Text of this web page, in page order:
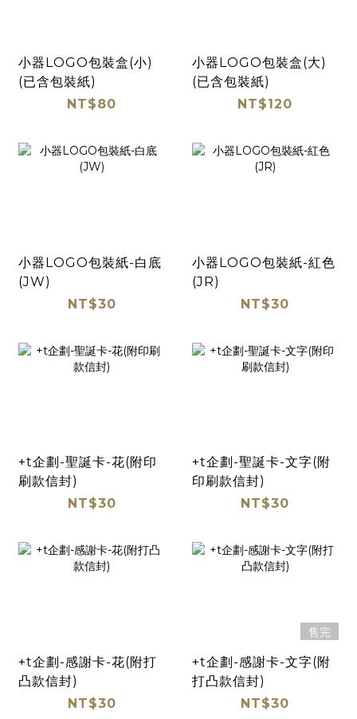
小器LOGO包裝盒(小)
(已含包裝紙)
NT$80
小器LOGO包裝盒(大)
(已含包裝紙)
NT$120
小器LOGO包裝紙-白底
(JW)
NT$30
小器LOGO包裝紙-紅色
(JR)
NT$30
+t企劃-聖誕卡-花(附印
刷款信封)
NT$30
+t企劃-聖誕卡-文字(附
印刷款信封)
NT$30
+t企劃-感謝卡-花(附打
凸款信封)
NT$30
售完
+t企劃-感謝卡-文字(附
打凸款信封)
NT$30